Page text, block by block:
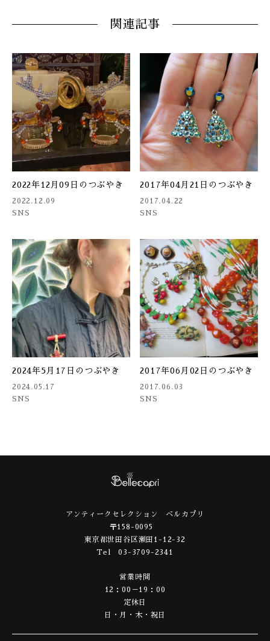
関連記事
2022年12月09日のつぶやき
2022.12.09
SNS
2017年04月21日のつぶやき
2017.04.22
SNS
2024年5月17日のつぶやき
2024.05.17
SNS
2017年06月02日のつぶやき
2017.06.03
SNS
アンティークセレクション ベルカプリ
〒158-0095
東京都世田谷区瀬田1-12-32
Tel 03-3709-2341
営業時間
12：00－19：00
定休日
日・月・木・祝日